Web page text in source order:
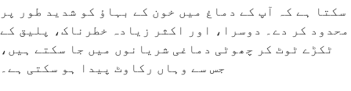
سکتا ہے کہ آپ کے دماغ میں خون کے بہاؤ کو شدید طور پر
محدود کر دے۔ دوسرا، اور اکثر زیادہ خطرناک، پلیق کے
ٹکڑے ٹوٹ کر چھوٹی دماغی شریانوں میں جا سکتے ہیں،
جس سے وہاں رکاوٹ پیدا ہو سکتی ہے۔